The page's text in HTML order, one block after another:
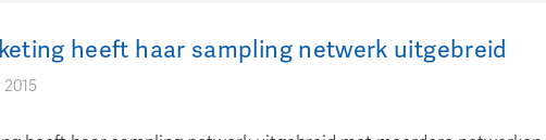
heeft haar sampling netwerk uitgebreid